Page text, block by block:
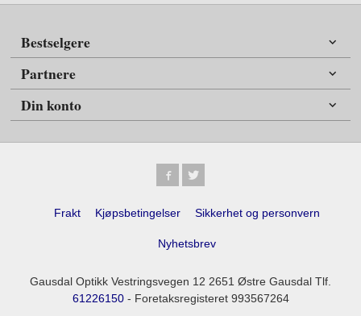
Bestselgere
Partnere
Din konto
Frakt Kjøpsbetingelser Sikkerhet og personvern
Nyhetsbrev
Gausdal Optikk Vestringsvegen 12 2651 Østre Gausdal Tlf.
61226150- Foretaksregisteret 993567264